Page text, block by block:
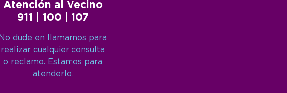
Atención al Vecino
911 | 100 | 107
No dude en llamarnos para
realizar cualquier consulta
o reclamo. Estamos para
atenderlo.